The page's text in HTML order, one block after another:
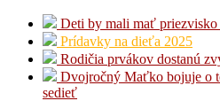
Deti by mali mať
Prídavky na dieťa 2025
Rodičia prvákov dostanú
Dvojročný Maťko bojuje o
sedieť